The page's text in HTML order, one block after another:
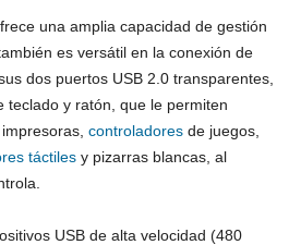
una amplia capacidad de gestión
es versátil en la conexión de
dos puertos USB 2.0 transparentes,
teclado y ratón, que le permiten
controladores de juegos,
táctiles y pizarras blancas, al
USB de alta velocidad (480